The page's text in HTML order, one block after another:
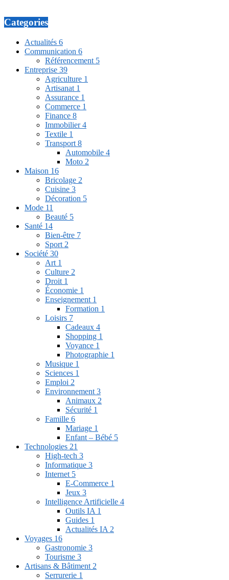
Categories
Actualités 6
Communication 6
Référencement 5
Entreprise 39
Agriculture 1
Artisanat 1
Assurance 1
Commerce 1
Finance 8
Immobilier4
Textile 1
Transport 8
Automobile 4
Moto 2
Maison 16
Bricolage 2
Cuisine 3
Décoration 5
Mode 11
Beauté 5
Santé 14
Bien-être 7
Sport 2
Société 30
Art 1
Culture 2
Droit 1
Économie 1
Enseignement 1
Formation 1
Loisirs 7
Cadeaux 4
Shopping 1
Voyance 1
Photographie 1
Musique 1
Sciences 1
Emploi 2
Environnement 3
Animaux 2
Sécurité 1
Famille 6
Mariage 1
Enfant – Bébé 5
Technologies 21
High-tech 3
Informatique 3
Internet 5
E-Commerce 1
Jeux 3
Intelligence Artificielle 4
Outils IA 1
Guides 1
Actualités IA 2
Voyages 16
Gastronomie 3
Tourisme 3
Artisans & Bâtiment 2
Serrurerie 1